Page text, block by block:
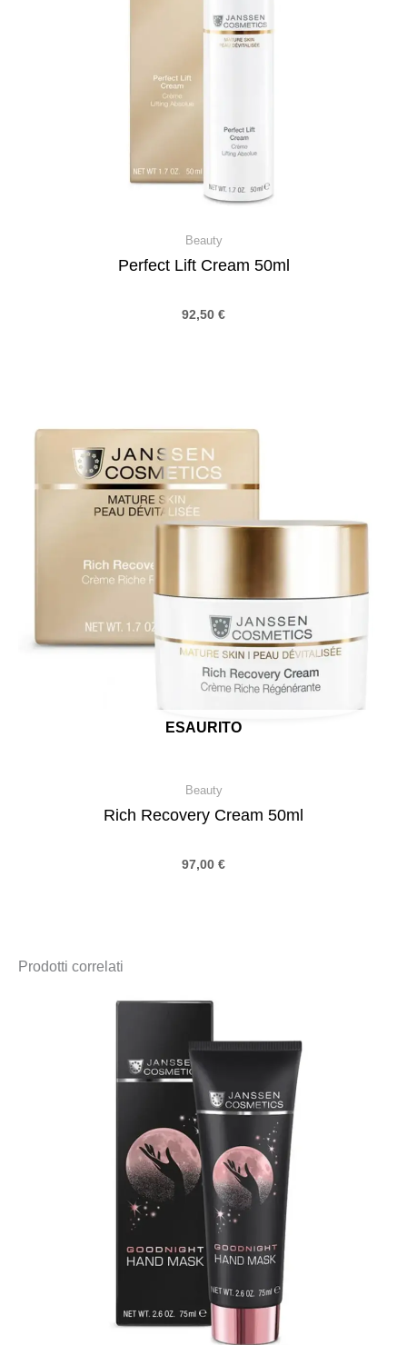
Beauty
Perfect Lift Cream 50ml
92,50 €
ESAURITO
Beauty
Rich Recovery Cream 50ml
97,00 €
Prodotti correlati